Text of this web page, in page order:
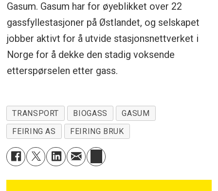
Gasum. Gasum har for øyeblikket over 22
gassfyllestasjoner på Østlandet, og selskapet
jobber aktivt for å utvide stasjonsnettverket i
Norge for å dekke den stadig voksende
etterspørselen etter gass.
TRANSPORT BIOGASS
GASUM
FEIRING AS
FEIRING BRUK